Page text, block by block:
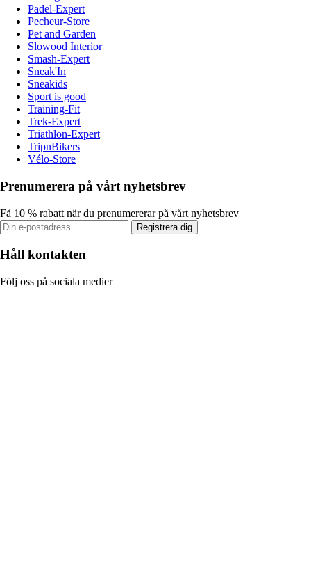
Padel-Expert
Pecheur-Store
Pet and Garden
Slowood Interior
Smash-Expert
Sneak'In
Sneakids
Sport is good
Training-Fit
Trek-Expert
Triathlon-Expert
TripnBikers
Vélo-Store
Prenumerera på vårt nyhetsbrev
Få 10 % rabatt när du prenumererar på vårt nyhetsbrev
Registrera dig
Håll kontakten
Följ oss på sociala medier